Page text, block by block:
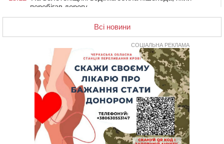
перебігав дорогу
під охорону 188-річну церкву
У Смілі біля магазину під колесами вантажівки
загинула жінка
У Черкасах пропонують для приватизації
п’ятиповерховий об’єкт у центрі міста
Не вистачає стажу для пенсії: як його докупити та що
потрібно знати
У Черкасах виявили низку недоліків у гуртожитку, де
проживають ВПО
07 СЕРПНЯ 2026, П'ЯТНИЦЯ
Всі новини
СОЦІАЛЬНА РЕКЛАМА